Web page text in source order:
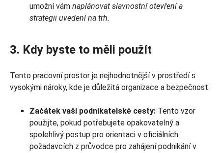
umožní vám naplánovat slavnostní otevření a
strategii uvedení na trh.
3. Kdy byste to měli použít
Tento pracovní prostor je nejhodnotnější v prostředí s
vysokými nároky, kde je důležitá organizace a bezpečnost:
Začátek vaší podnikatelské cesty: Tento vzor
použijte, pokud potřebujete opakovatelný a
spolehlivý postup pro orientaci v oficiálních
požadavcích z průvodce pro zahájení podnikání v